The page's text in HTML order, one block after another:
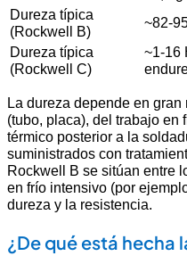
Dureza típica
(Rockwell B)
~82-
Dureza típica
(Rockwell C)
~1-16
La dureza depende en
(tubo, placa), del trabajo en
térmico posterior a la
suministrados con
Rockwell B se sitúan entre
en frío intensivo (por
dureza y la resistencia.
¿De qué está hecha